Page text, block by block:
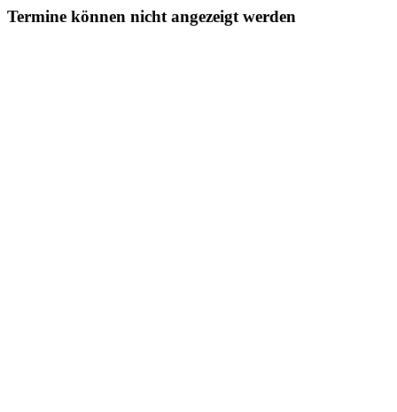
Termine können nicht angezeigt werden